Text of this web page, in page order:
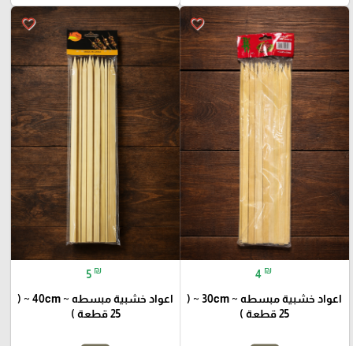
favorite_border
4 ₪
اعواد خشبية مبسطه ~ 30cm ~ (
25 قطعة )
favorite_border
5 ₪
اعواد خشبية مبسطه ~ 40cm ~ (
25 قطعة )